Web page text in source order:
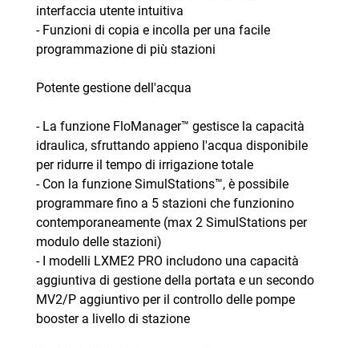
interfaccia utente intuitiva
- Funzioni di copia e incolla per una facile
programmazione di più stazioni
Potente gestione dell'acqua
- La funzione FloManager™ gestisce la capacità
idraulica, sfruttando appieno l'acqua disponibile
per ridurre il tempo di irrigazione totale
- Con la funzione SimulStations™, è possibile
programmare fino a 5 stazioni che funzionino
contemporaneamente (max 2 SimulStations per
modulo delle stazioni)
- I modelli LXME2 PRO includono una capacità
aggiuntiva di gestione della portata e un secondo
MV2/P aggiuntivo per il controllo delle pompe
booster a livello di stazione